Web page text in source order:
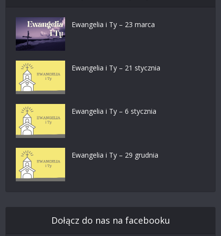
Ewangelia i Ty – 23 marca
Ewangelia i Ty – 21 stycznia
Ewangelia i Ty – 6 stycznia
Ewangelia i Ty – 29 grudnia
Dołącz do nas na facebooku